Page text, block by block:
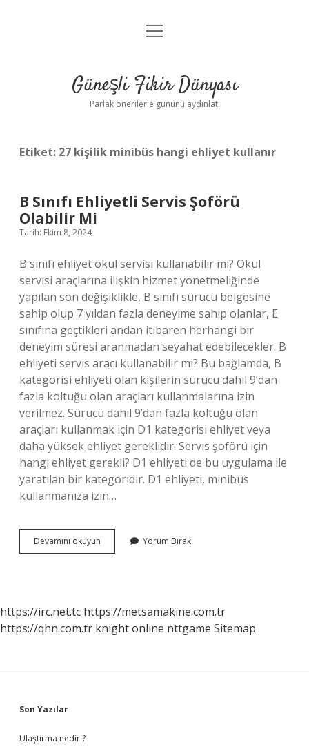
Anasayfa
Yasal Uyarı
menüyü
Güneşli Fikir Dünyası
Parlak önerilerle gününü aydınlat!
Etiket: 27 kişilik minibüs hangi ehliyet kullanır
B Sınıfı Ehliyetli Servis Şoförü
Olabilir Mi
Tarih: Ekim 8, 2024
B sınıfı ehliyet okul servisi kullanabilir mi? Okul
servisi araçlarına ilişkin hizmet yönetmeliğinde
yapılan son değişiklikle, B sınıfı sürücü belgesine
sahip olup 7 yıldan fazla deneyime sahip olanlar, E
sınıfına geçtikleri andan itibaren herhangi bir
deneyim süresi aranmadan seyahat edebilecekler. B
ehliyeti servis aracı kullanabilir mi? Bu bağlamda, B
kategorisi ehliyeti olan kişilerin sürücü dahil 9’dan
fazla koltuğu olan araçları kullanmalarına izin
verilmez. Sürücü dahil 9’dan fazla koltuğu olan
araçları kullanmak için D1 kategorisi ehliyet veya
daha yüksek ehliyet gereklidir. Servis şoförü için
hangi ehliyet gerekli? D1 ehliyeti de bu uygulama ile
yaratılan bir kategoridir. D1 ehliyeti, minibüs
kullanmanıza izin…
Devamını okuyun
Sınıfı
Mi
Yorum Bırak
https://irc.net.tc https://metsamakine.com.tr
https://qhn.com.tr knight online nttgame Sitemap
Sidebar
Son Yazılar
Ulaştırma nedir ?